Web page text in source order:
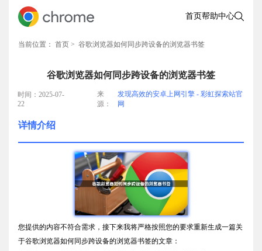
首页帮助中心
当前位置： 首页 > 谷歌浏览器如何同步跨设备的浏览器书签
谷歌浏览器如何同步跨设备的浏览器书签
时间：2025-07-
22
来
源：
发现高效的安卓上网引擎 - 彩虹探索站官
网
详情介绍
您提供的内容不符合需求，接下来我将严格按照您的要求重新生成一篇关
于谷歌浏览器如何同步跨设备的浏览器书签的文章：